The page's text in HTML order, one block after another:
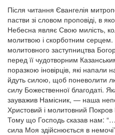
Після читання Євангелія
пастви зі словом проповіді, в
Небесна являє Свою милість,
молитвою і скорботним серцем.
молитовного заступництва
перед її чудотворним
поразкою іновірців, які напали
йдуть силою, щоб поневолити
силу Божественної благодаті.
зауважив Намісник, — наша
Христовий і молитовний Покров
Тому що Господь сказав нам:
сила Моя здійснюється в